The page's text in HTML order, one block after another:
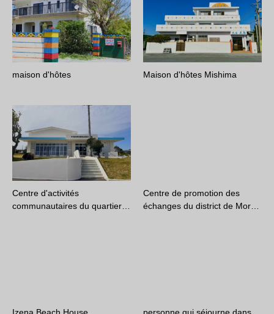
maison d'hôtes Maison d'hôtes Mishima
Centre d'activités
communautaires du quartier…
Centre de promotion des
échanges du district de Mor…